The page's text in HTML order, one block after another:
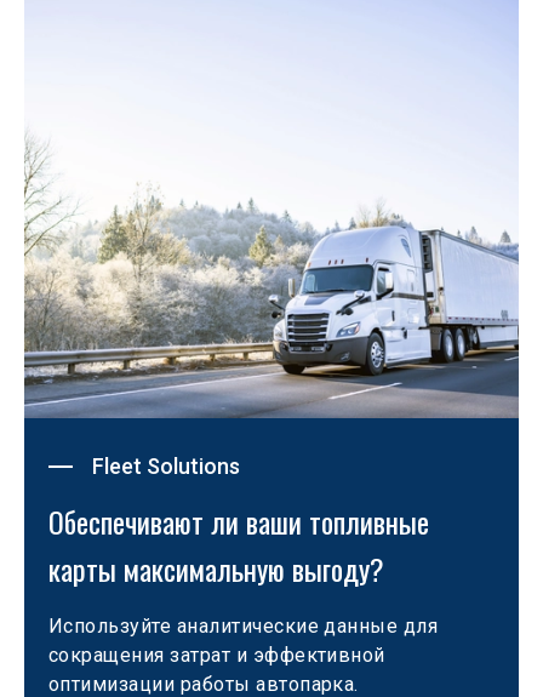
Fleet Solutions
Обеспечивают ли ваши топливные
карты максимальную выгоду?
Используйте аналитические данные для
сокращения затрат и эффективной
оптимизации работы автопарка.